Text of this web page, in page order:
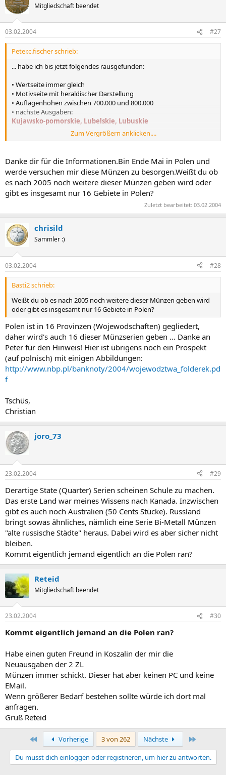
Mitgliedschaft beendet
03.02.2004 #27
Peter.c.fischer schrieb:
... habe ich bis jetzt folgendes rausgefunden:
• Wertseite immer gleich
• Motivseite mit heraldischer Darstellung
• Auflagenhöhen zwischen 700.000 und 800.000
• nächste Ausgaben:
Kujawsko-pomorskie, Lubelskie, Lubuskie
• pro Monat eine Ausgabe
• vier Ausgaben folgen im Jahr 2005
(Świętokrzyskie, Warmińsko-mazurskie, Wielkopolskie, Zachodnio-
pomorskie)
Der Emissionsplan stehthier.
Irgendwo war auch mal eine pdf-Datei, finde sie aber nicht mehr...
Grüße pcf
Zum Vergrößern anklicken....
Danke dir für die Informationen.Bin Ende Mai in Polen und
werde versuchen mir diese Münzen zu besorgen.Weißt du ob
es nach 2005 noch weitere dieser Münzen geben wird oder
gibt es insgesamt nur 16 Gebiete in Polen?
Zuletzt bearbeitet: 03.02.2004
chrisild
Sammler :)
03.02.2004 #28
Basti2 schrieb:
Weißt du ob es nach 2005 noch weitere dieser Münzen geben wird
oder gibt es insgesamt nur 16 Gebiete in Polen?
Polen ist in 16 Provinzen (Wojewodschaften) gegliedert,
daher wird's auch 16 dieser Münzserien geben ... Danke an
Peter für den Hinweis! Hier ist übrigens noch ein Prospekt
(auf polnisch) mit einigen Abbildungen:
http://www.nbp.pl/banknoty/2004/wojewodztwa_folderek.pd
f
Tschüs,
Christian
joro_73
23.02.2004 #29
Derartige State (Quarter) Serien scheinen Schule zu machen.
Das erste Land war meines Wissens nach Kanada. Inzwischen
gibt es auch noch Australien (50 Cents Stücke). Russland
bringt sowas ähnliches, nämlich eine Serie Bi-Metall Münzen
"alte russische Städte" heraus. Dabei wird es aber sicher nicht
bleiben.
Kommt eigentlich jemand eigentlich an die Polen ran?
Reteid
Mitgliedschaft beendet
23.02.2004 #30
Kommt eigentlich jemand an die Polen ran?
Habe einen guten Freund in Koszalin der mir die
Neuausgaben der 2 ZL
Münzen immer schickt. Dieser hat aber keinen PC und keine
EMail.
Wenn größerer Bedarf bestehen sollte würde ich dort mal
anfragen.
Gruß Reteid
Erste Vorherige 3 von 262 Nächste
Du musst dich einloggen oder registrieren, um hier zu antworten.